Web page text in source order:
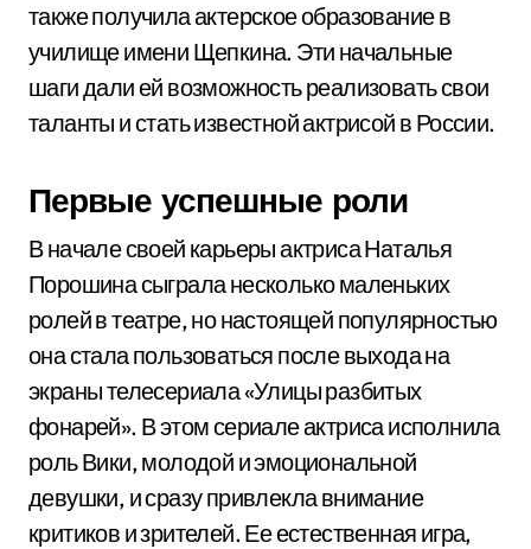
также получила актерское образование в
училище имени Щепкина. Эти начальные
шаги дали ей возможность реализовать свои
таланты и стать известной актрисой в России.
Первые успешные роли
В начале своей карьеры актриса Наталья
Порошина сыграла несколько маленьких
ролей в театре, но настоящей популярностью
она стала пользоваться после выхода на
экраны телесериала «Улицы разбитых
фонарей». В этом сериале актриса исполнила
роль Вики, молодой и эмоциональной
девушки, и сразу привлекла внимание
критиков и зрителей. Ее естественная игра,